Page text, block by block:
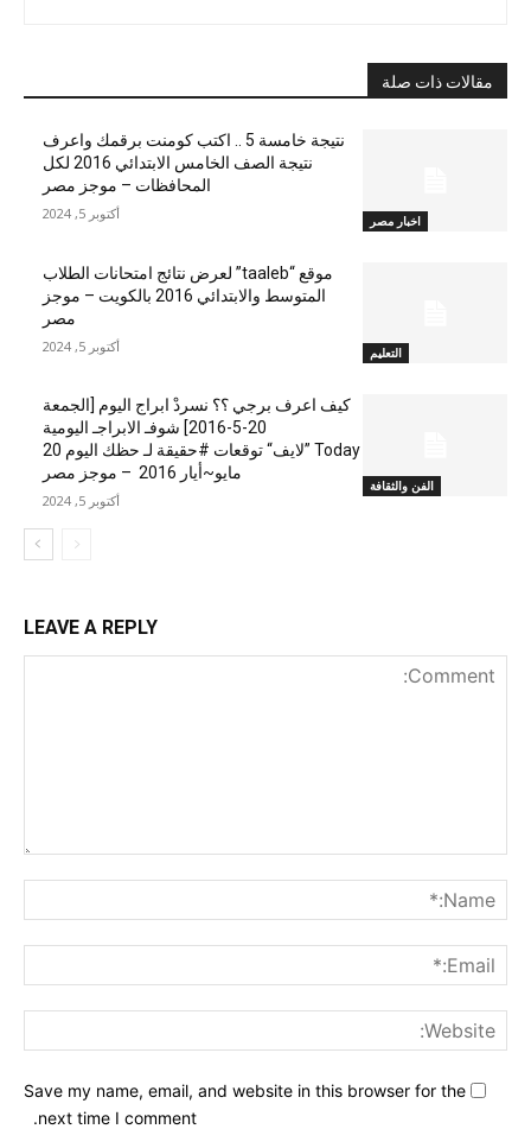
مقالات ذات صلة
اخبار مصر
نتيجة خامسة 5 .. اكتب كومنت برقمك واعرف
نتيجة الصف الخامس الابتدائي 2016 لكل
المحافظات – موجز مصر
أكتوبر 5, 2024
التعليم
موقع “taaleb” لعرض نتائج امتحانات الطلاب
المتوسط والابتدائي 2016 بالكويت – موجز
مصر
أكتوبر 5, 2024
الفن والثقافة
كيف اعرف برجي ؟؟ نسردْ ابراج اليوم [الجمعة
20-5-2016] شوفـ الابراجـ اليومية
Today ”لايف“ توقعات #حقيقة لـ حظك اليوم 20
مايو~أيار 2016 – موجز مصر
أكتوبر 5, 2024
LEAVE A REPLY
Save my name, email, and website in this browser for the
next time I comment.